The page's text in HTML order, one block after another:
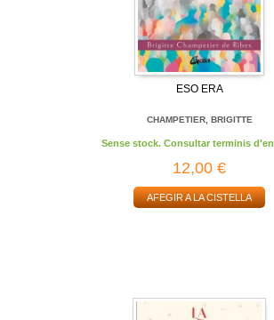
ESO ERA
CHAMPETIER, BRIGITTE
Sense stock. Consultar terminis
12,00 €
AFEGIR A LA CISTELLA